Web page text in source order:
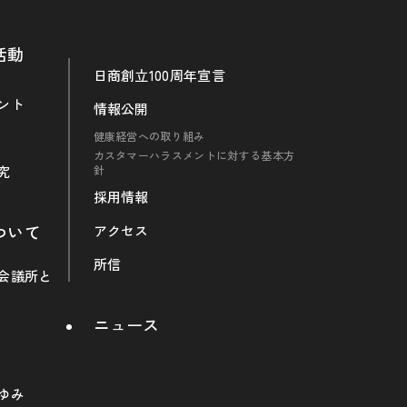
動
ト
いて
議所と
み
日商創立100周年宣言
情報公開
健康経営への取り組み
カスタマーハラスメントに対する基本方
針
採用情報
アクセス
所信
ニュース